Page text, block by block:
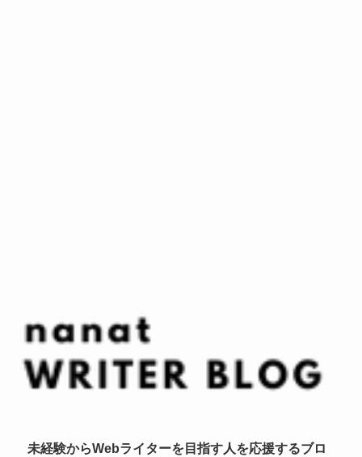
未経験からWebライターを目指す人を応援するブロ